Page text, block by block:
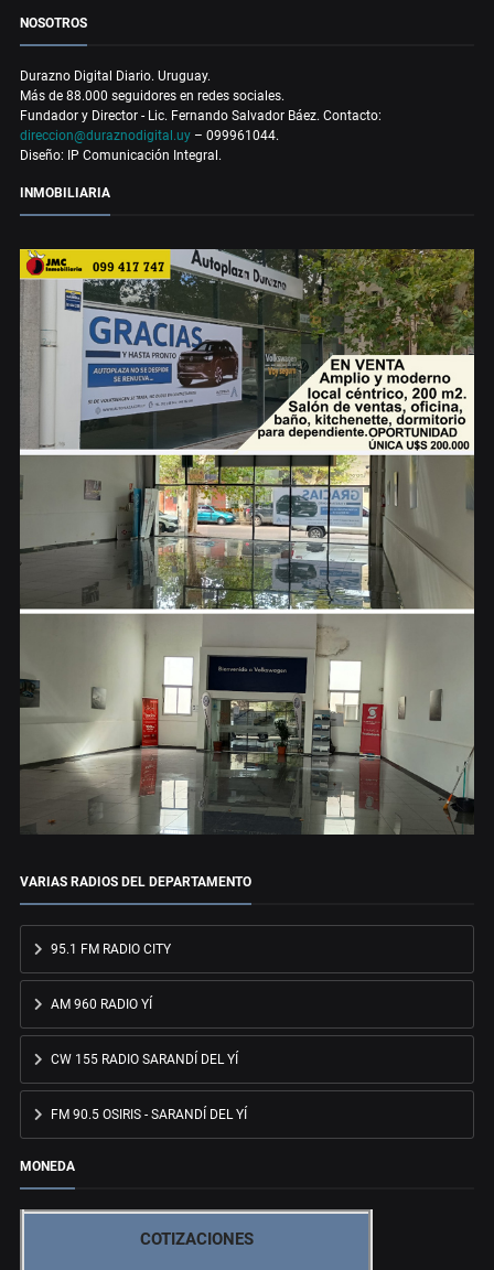
NOSOTROS
Durazno Digital Diario. Uruguay.
Más de 88.000 seguidores en redes sociales.
Fundador y Director - Lic. Fernando Salvador Báez. Contacto:
direccion@duraznodigital.uy – 099961044.
Diseño: IP Comunicación Integral.
INMOBILIARIA
VARIAS RADIOS DEL DEPARTAMENTO
95.1 FM RADIO CITY
AM 960 RADIO YÍ
CW 155 RADIO SARANDÍ DEL YÍ
FM 90.5 OSIRIS - SARANDÍ DEL YÍ
MONEDA
COTIZACIONES